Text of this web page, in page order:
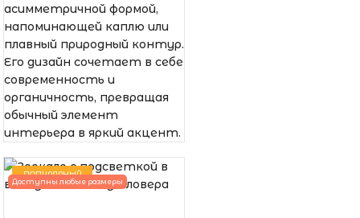
асимметричной формой,
напоминающей каплю или
плавный природный контур.
Его дизайн сочетает в себе
современность и
органичность, превращая
обычный элемент
интерьера в яркий акцент.
ПОПУЛЯРНЫЙ
Доступны любые размеры